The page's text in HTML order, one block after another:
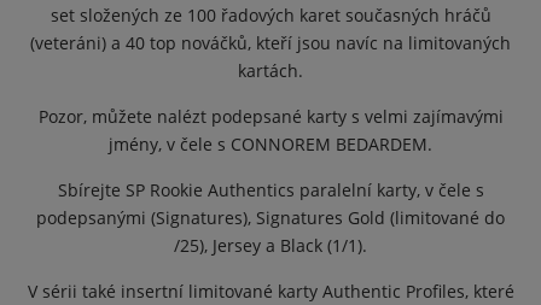
set složených ze 100 řadových karet současných hráčů
(veteráni) a 40 top nováčků, kteří jsou navíc na limitovaných
kartách.
Pozor, můžete nalézt podepsané karty s velmi zajímavými
jmény, v čele s CONNOREM BEDARDEM.
Sbírejte SP Rookie Authentics paralelní karty, v čele s
podepsanými (Signatures), Signatures Gold (limitované do
/25), Jersey a Black (1/1).
V sérii také insertní limitované karty Authentic Profiles, které